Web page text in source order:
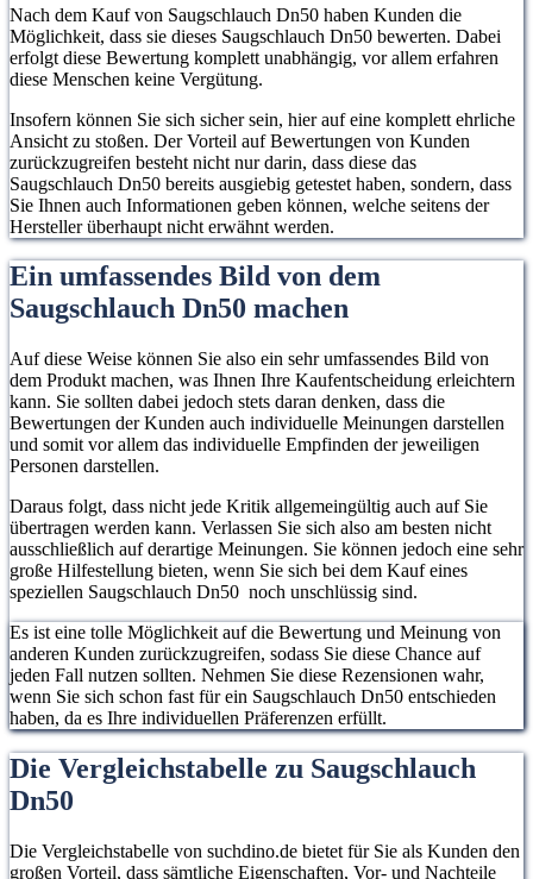
Nach dem Kauf von Saugschlauch Dn50 haben Kunden die
Möglichkeit, dass sie dieses Saugschlauch Dn50 bewerten. Dabei
erfolgt diese Bewertung komplett unabhängig, vor allem erfahren
diese Menschen keine Vergütung.
Insofern können Sie sich sicher sein, hier auf eine komplett ehrliche
Ansicht zu stoßen. Der Vorteil auf Bewertungen von Kunden
zurückzugreifen besteht nicht nur darin, dass diese das
Saugschlauch Dn50 bereits ausgiebig getestet haben, sondern, dass
Sie Ihnen auch Informationen geben können, welche seitens der
Hersteller überhaupt nicht erwähnt werden.
Ein umfassendes Bild von dem
Saugschlauch Dn50 machen
Auf diese Weise können Sie also ein sehr umfassendes Bild von
dem Produkt machen, was Ihnen Ihre Kaufentscheidung erleichtern
kann. Sie sollten dabei jedoch stets daran denken, dass die
Bewertungen der Kunden auch individuelle Meinungen darstellen
und somit vor allem das individuelle Empfinden der jeweiligen
Personen darstellen.
Daraus folgt, dass nicht jede Kritik allgemeingültig auch auf Sie
übertragen werden kann. Verlassen Sie sich also am besten nicht
ausschließlich auf derartige Meinungen. Sie können jedoch eine sehr
große Hilfestellung bieten, wenn Sie sich bei dem Kauf eines
speziellen Saugschlauch Dn50 noch unschlüssig sind.
Es ist eine tolle Möglichkeit auf die Bewertung und Meinung von
anderen Kunden zurückzugreifen, sodass Sie diese Chance auf
jeden Fall nutzen sollten. Nehmen Sie diese Rezensionen wahr,
wenn Sie sich schon fast für ein Saugschlauch Dn50 entschieden
haben, da es Ihre individuellen Präferenzen erfüllt.
Die Vergleichstabelle zu Saugschlauch
Dn50
Die Vergleichstabelle von suchdino.de bietet für Sie als Kunden den
großen Vorteil, dass sämtliche Eigenschaften, Vor- und Nachteile